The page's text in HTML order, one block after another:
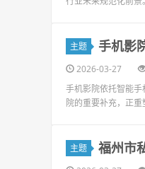
主题 手机影
2026-03-27
手机影院依托智能
院的重要补充，正重
主题 福州市